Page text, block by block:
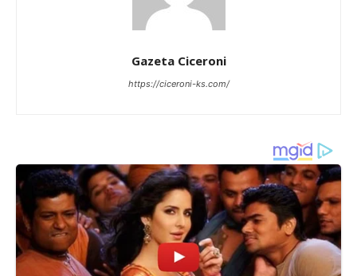
Gazeta Ciceroni
https://ciceroni-ks.com/